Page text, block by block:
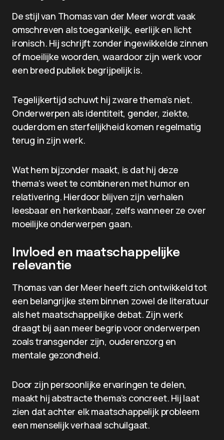
De stijl van Thomas van der Meer wordt vaak
omschreven als toegankelijk, eerlijk en licht
ironisch. Hij schrijft zonder ingewikkelde zinnen
of moeilijke woorden, waardoor zijn werk voor
een breed publiek begrijpelijk is.
Tegelijkertijd schuwt hij zware thema’s niet.
Onderwerpen als identiteit, gender, ziekte,
ouderdom en sterfelijkheid komen regelmatig
terug in zijn werk.
Wat hem bijzonder maakt, is dat hij deze
thema’s weet te combineren met humor en
relativering. Hierdoor blijven zijn verhalen
leesbaar en herkenbaar, zelfs wanneer ze over
moeilijke onderwerpen gaan.
Invloed en maatschappelijke
relevantie
Thomas van der Meer heeft zich ontwikkeld tot
een belangrijke stem binnen zowel de literatuur
als het maatschappelijke debat. Zijn werk
draagt bij aan meer begrip voor onderwerpen
zoals transgender zijn, ouderenzorg en
mentale gezondheid.
Door zijn persoonlijke ervaringen te delen,
maakt hij abstracte thema’s concreet. Hij laat
zien dat achter elk maatschappelijk probleem
een menselijk verhaal schuilgaat.